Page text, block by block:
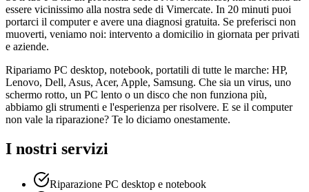
essere vicinissimo alla nostra sede di Vimercate. In 20 minuti puoi
portarci il computer e avere una diagnosi gratuita. Se preferisci non
muoverti, veniamo noi: intervento a domicilio in giornata per privati
e aziende.
Ripariamo PC desktop, notebook, portatili di tutte le marche: HP,
Lenovo, Dell, Asus, Acer, Apple, Samsung. Che sia un virus, uno
schermo rotto, un PC lento o un disco che non funziona più,
abbiamo gli strumenti e l'esperienza per risolvere. E se il computer
non vale la riparazione? Te lo diciamo onestamente.
I nostri servizi
Riparazione PC desktop e notebook